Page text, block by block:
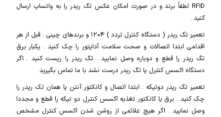
RFID لطفاً برند و در صورت امکان عکس تگ ریدر را به واتساپ ارسال
کنید .
تعمیر تگ ریدر ( دستگاه کنترل تردد ) ۱۲۰۴ و برندهای چینی : قبل از هر
اقدامی ابتدا اتصالات و صحت سلامت آداپتور را چک کنید . یکبار برق
تگ ریدر را قطع و دوباره وصل نمایید . تگ ریدر را ریست کنید . اگر
دستگاه اکسس کنترل یا تگ ریدر درست نشد با ما تماس بگیرید
تعمیر تگ ریدر دوتیکه : ابتدا اتصال و کانکتور آنتن یا همان تک ریدر را
چک کنید . برق یا کانکتور تغذیه اکسس کنترل دو تیکه را قطع و مجددا
وصل نمایید . اگر هیچ علائمی از روشن شدن اکسس کنترل مشخص